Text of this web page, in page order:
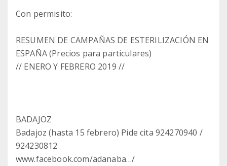
Con permisito:
RESUMEN DE CAMPAÑAS DE ESTERILIZACIÓN EN
ESPAÑA (Precios para particulares)
// ENERO Y FEBRERO 2019 //
BADAJOZ
Badajoz (hasta 15 febrero) Pide cita 924270940 /
924230812
www.facebook.com/adanaba…/